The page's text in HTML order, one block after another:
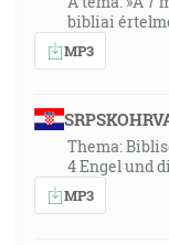
bibliai
MP3
Thema:
4 Engel und
MP3